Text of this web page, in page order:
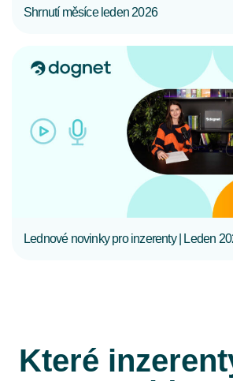
Shrnutí měsíce leden 2026
CELÝ ČLÁNEK
Lednové novinky pro inzerenty | Leden
Které